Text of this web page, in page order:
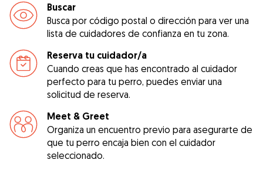
Buscar
Busca por código postal o dirección para ver una
lista de cuidadores de confianza en tu zona.
Reserva tu cuidador/a
Cuando creas que has encontrado al cuidador
perfecto para tu perro, puedes enviar una
solicitud de reserva.
Meet & Greet
Organiza un encuentro previo para asegurarte de
que tu perro encaja bien con el cuidador
seleccionado.